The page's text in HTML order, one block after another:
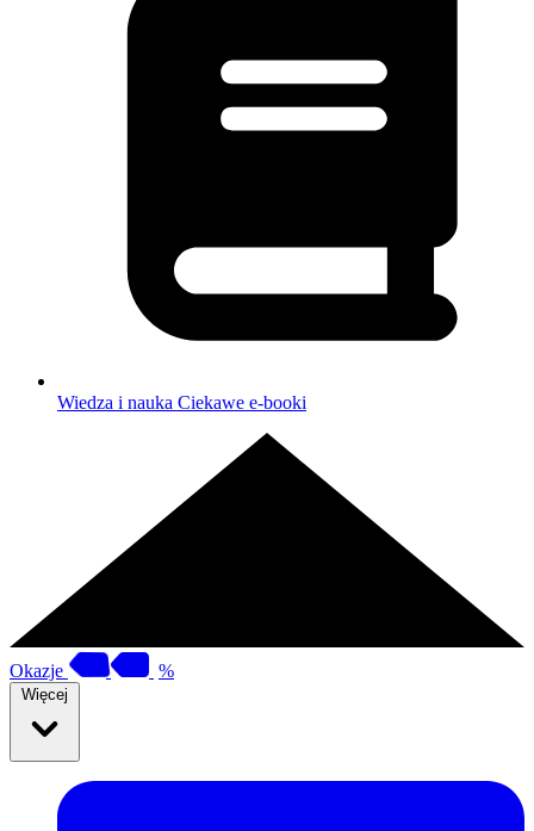
Wiedza i nauka Ciekawe e-booki
Okazje %
Więcej